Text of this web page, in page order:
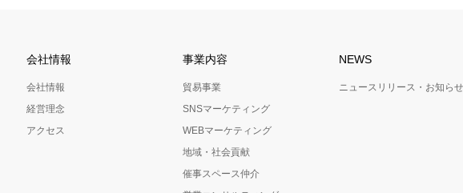
会社情報
会社情報
経営理念
アクセス
事業内容
貿易事業
SNSマーケティング
WEBマーケティング
地域・社会貢献
催事スペース仲介
NEWS
ニュースリリース・お知らせ